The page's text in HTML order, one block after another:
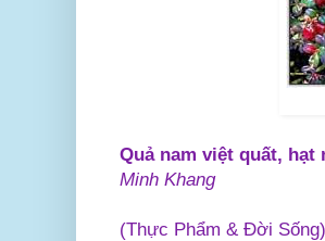
Quả nam việt quất, hạt
Minh Khang
(Thực Phẩm & Đời